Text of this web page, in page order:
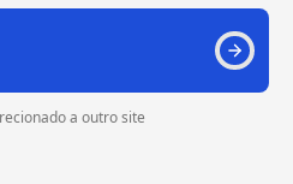
a outro site